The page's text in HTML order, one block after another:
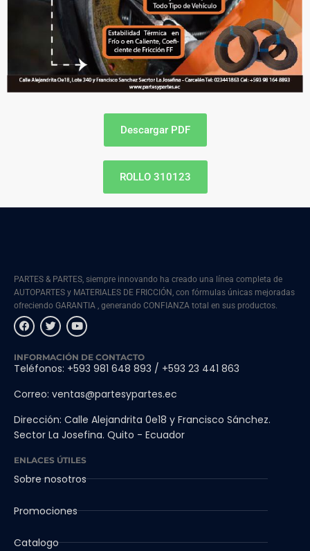
Descargar PDF
ROLLO 310123
PARTES & PARTES, siempre innovando ha creado una línea completa de
AUTOPARTES y MATERIALES DE FRICCIÓN, con fórmulas únicas mejoradas
ofreciendo GARANTIA , generando CONFIANZA total en sus productos.
INFORMACIÓN DE CONTACTO
Teléfonos: +593 981 648 893 / +593 23 441 863
Correo: ventas@partesypartes.ec
Dirección: Calle Alejandrita 0e18 y Francisco Sánchez.
Sector La Josefina. Quito - Ecuador
ENLACES ÚTILES
Sobre nosotros
Promociones
Catalogo